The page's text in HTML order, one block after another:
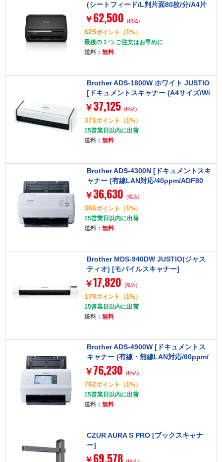
(シートフィード/L判片面80枚/分/A4片
面45枚/分/紙焼き写真対応)]
￥ 62,500 (税込)
625ポイント （1%）
最後の１つ ご注文はお早めに
送料： 無料
Brother ADS-1800W ホワイト JUSTIO
[ドキュメントスキャナー (A4サイズ/Wi
-Fi/USB)]
￥ 37,125 (税込)
371ポイント （1%）
15営業日以内に出荷
送料： 無料
Brother ADS-4300N [ドキュメントスキ
ャナー (有線LAN対応/40ppm/ADF80
枚)]
￥ 36,630 (税込)
366ポイント （1%）
15営業日以内に出荷
送料： 無料
Brother MDS-940DW JUSTIO(ジャス
ティオ) [モバイルスキャナー]
￥17,820 (税込)
178ポイント （1%）
15営業日以内に出荷
送料： 無料
Brother ADS-4900W [ドキュメントス
キャナー (有線・無線LAN対応/60ppm/
タッチパネル/ADF100枚)]
￥ 76,230 (税込)
762ポイント （1%）
15営業日以内に出荷
送料： 無料
CZUR AURA S PRO [ブックスキャナ
ー]
￥ 69,578